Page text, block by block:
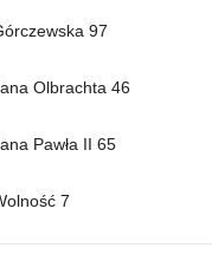
97
Olbrachta 46
Pawła II 65
7